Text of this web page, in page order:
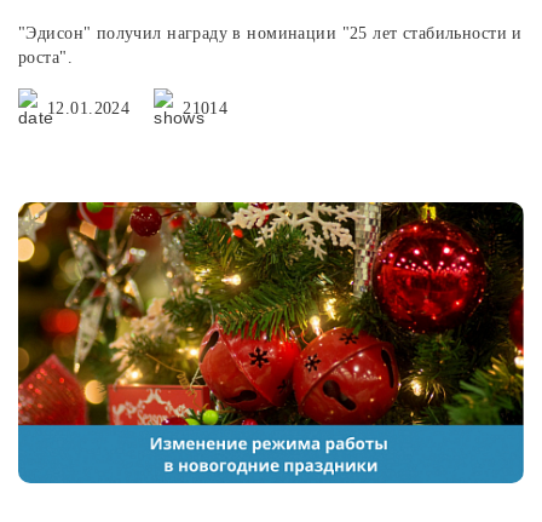
"Эдисон" получил награду в номинации "25 лет стабильности и
роста".
12.01.2024 21014